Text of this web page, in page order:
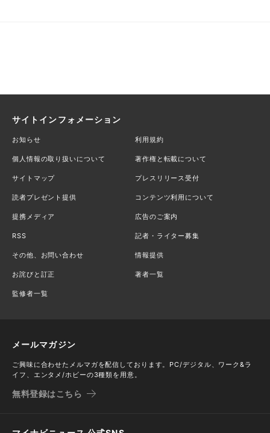
サイトインフォメーション
お知らせ 利用規約
個人情報の取り扱いについて 著作権と転載について
サイトマップ プレスリリース受付
読者プレゼント提供 コンテンツ利用について
提携メディア 広告のご案内
RSS 記者・ライター募集
その他、お問い合わせ 情報提供
お詫びと訂正 著者一覧
監修者一覧
メールマガジン
ご興味に合わせたメルマガを配信しております。PC/デジタル、ワーク&ラ
イフ、エンタメ/ホビーの3種類を用意。
無料登録はこちら